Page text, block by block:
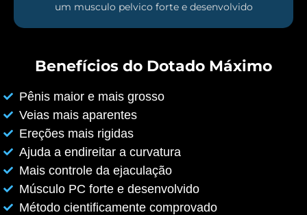
um musculo pelvico forte e desenvolvido
Benefícios do Dotado Máximo
Pênis maior e mais grosso
Veias mais aparentes
Ereções mais rigidas
Ajuda a endireitar a curvatura
Mais controle da ejaculação
Músculo PC forte e desenvolvido
Método cientificamente comprovado